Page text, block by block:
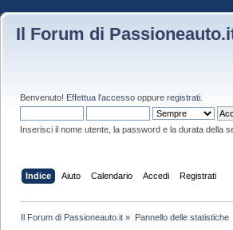
Il Forum di
Benvenuto! Effettua l'accesso oppure registrati
Inserisci il nome utente, la password e la durata della
Indice Aiuto Calendario Accedi Registrati
Il Forum di Passioneauto.it » Pannello delle statistiche